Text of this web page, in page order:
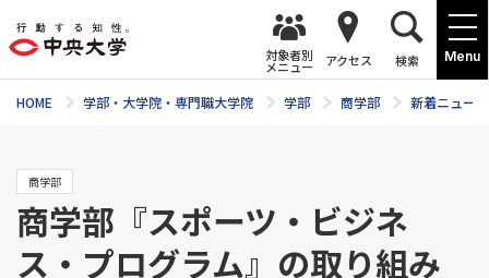
Menu
対象者別
メニュー アクセス 検索
HOME 学部・大学院・専門職大学院 学部 商学部 新着ニュース
商学部
商学部『スポーツ・ビジネ
ス・プログラム』の取り組み